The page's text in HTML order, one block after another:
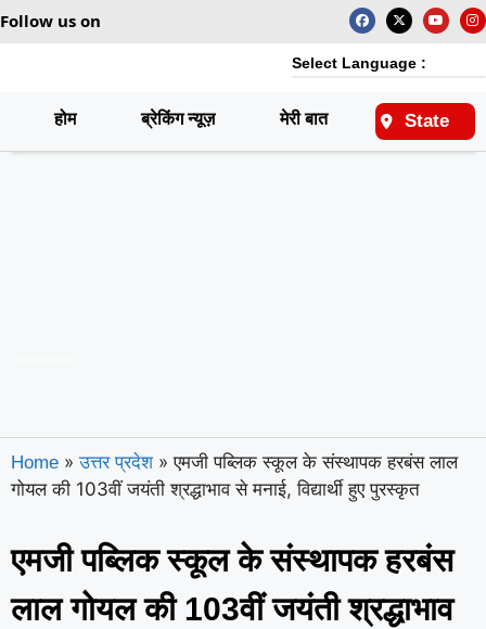
Follow us on
Select Language :
होम ब्रेकिंग न्यूज़ मेरी बात राष्ट्रीय
State
Home » उत्तर प्रदेश » एमजी पब्लिक स्कूल के संस्थापक हरबंस लाल
गोयल की 103वीं जयंती श्रद्धाभाव से मनाई, विद्यार्थी हुए पुरस्कृत
एमजी पब्लिक स्कूल के संस्थापक हरबंस
लाल गोयल की 103वीं जयंती श्रद्धाभाव